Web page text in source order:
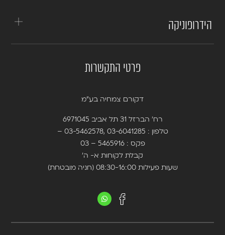
הידרופוניקה
פרטי התקשרות
דקורם צמחיה בע”מ
רח’ הברזל 31 תל אביב 6971045
טלפון : 03-6041285
,
03-5462578
–
פקס : 5465916 – 03
קבלת לקוחות א- ה’
שעות פעילות 08:30-16:00 (חניה מובטחת)